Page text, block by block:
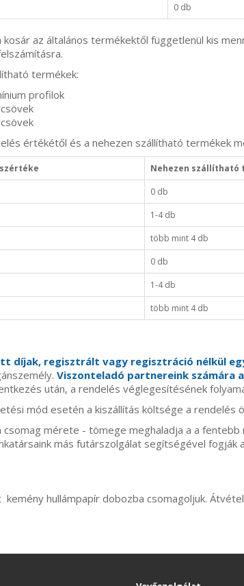
0 db
kosár az általános termékektől függetlenül kis
termékek:
profilok
értékétől és a nehezen szállítható termékek
Nehezen szállítható
0 db
1-4 db
több mint 4 db
0 db
1-4 db
több mint 4 db
díjak, regisztrált vagy regisztráció nélkül
Viszonteladó partnereink számára
után, a rendelés véglegesítésének
mód esetén a kiszállítás költsége a rendelés
csomag mérete - tömege meghaladja a a
más futárszolgálat segítségével fogják
hullámpapír dobozba csomagoljuk.